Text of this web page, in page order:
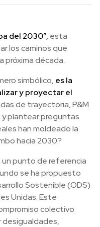
del 2030”, esta
los caminos que
próxima década.
simbólico, es la
y proyectar el
de trayectoria, P&M
y plantear preguntas
han moldeado la
hacia 2030?
punto de referencia
se ha propuesto
Sostenible (ODS)
Unidas. Este
colectivo
desigualdades,